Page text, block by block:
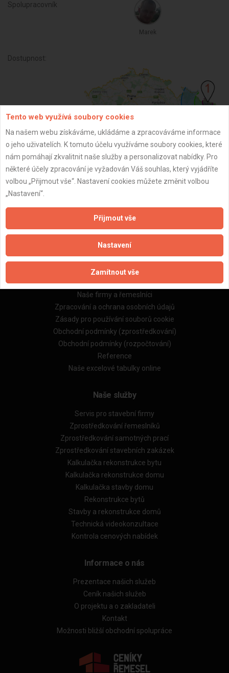
Spolupracovník
Marek
Dostupnost:
ZPĚT
Důležité informace
Naše firmy a řemeslníci
Zpracování a ochrana osobních údajů
Zásady pro používání souborů cookie
Obchodní podmínky (zprostředkování)
Obchodní podmínky (rozpočtování)
Reference
Naše excelové tabulky online
Naše služby
Servis pro stavební firmy
Zprostředkování řemeslníků
Zprostředkování samotných prací
Zprostředkování stavebních zakázek
Kalkulačka rekonstrukce bytu
Kalkulačka rekonstrukce domu
Kalkulačka stavby domu
Rekonstrukce bytů
Stavby a rekonstrukce domů
Technická videokonzultace
Kontrola cenových nabídek
Informace o nás
Prezentace našich služeb
Ceník našich služeb
O projektu a o zakladateli
Kontakt
Možnosti bližší obchodní spolupráce
Tento web využívá soubory cookies
Na našem webu získáváme, ukládáme a zpracováváme informace
o jeho uživatelích. K tomuto účelu využíváme soubory cookies, které
nám pomáhají zkvalitnit naše služby a personalizovat nabídky. Pro
některé účely zpracování je vyžadován Váš souhlas, který vyjádříte
volbou „Přijmout vše“. Nastavení cookies můžete změnit volbou
„Nastavení“.
Přijmout vše
Nastavení
Zamítnout vše